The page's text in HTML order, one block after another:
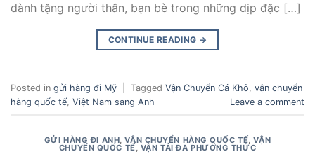
dành tặng người thân, bạn bè trong những dịp đặc […]
CONTINUE READING →
Posted in gửi hàng đi Mỹ Tagged Vận Chuyển Cá Khô vận chuyển
hàng quốc tế, Việt Nam sang Anh Leave a comment
GỬI HÀNG ĐI ANH,VẬN CHUYỂN HÀNG QUỐC TẾ,VẬN
CHUYỂN QUỐC TẾ, VẬN TẢI ĐA PHƯƠNG THỨC